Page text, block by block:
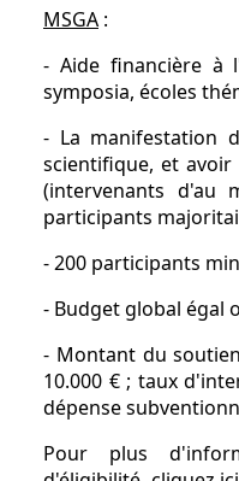
MSGA :
- Aide financière à
symposia, écoles
- La manifestation
scientifique, et
(intervenants d'au
participants
- 200 participants
- Budget global égal
- Montant du
10.000 € ; taux
dépense
Pour plus